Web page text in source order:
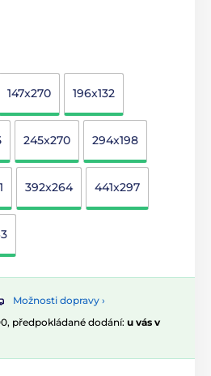
147x270 196x132
245x270 294x198
392x264 441x297
Možnosti dopravy ›
předpokládané dodání: u vás v